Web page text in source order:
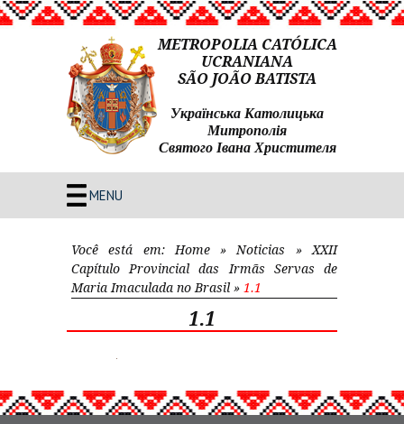
METROPOLIA CATÓLICA
UCRANIANA
SÃO JOÃO BATISTA
Українська Католицька
Митрополія
Святого Івана Христителя
MENU
Você está em: Home» Noticias »XXII
Capítulo Provincial das Irmãs Servas de
Maria Imaculada no Brasil » 1.1
1.1